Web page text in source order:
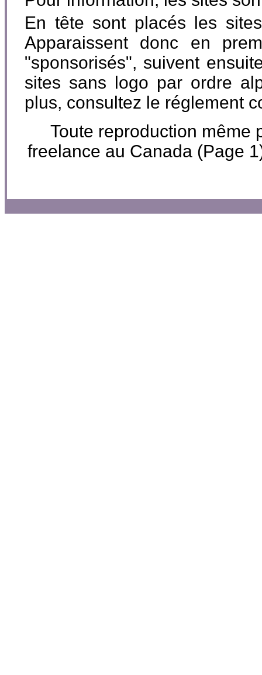
En tête sont placés les
Apparaissent donc en
"sponsorisés", suivent
sites sans logo par ordre
plus, consultez le réglement
Toute reproduction même
freelance au Canada (Page